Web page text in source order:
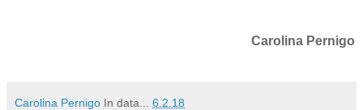
Carolina Pernigo
Carolina Pernigo In data... 6.2.18